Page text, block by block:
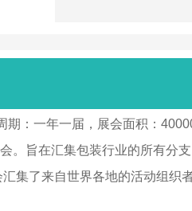
：一年一届，展会面积：
旨在汇集包装行业的所有分
集了来自世界各地的活动组